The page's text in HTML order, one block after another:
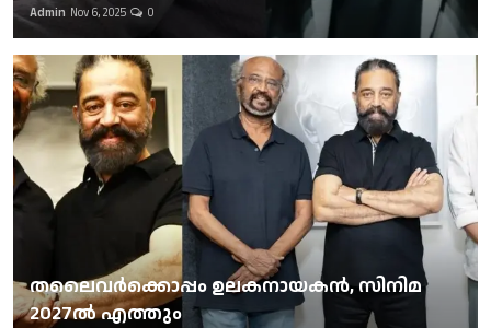
Admin Nov 6, 2025 0
തലൈവര്‍ക്കൊപ്പം ഉലകനായകന്‍, സിനിമ
2027ല്‍ എത്തും